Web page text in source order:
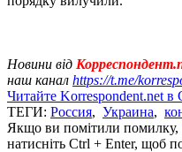
Новини від
наш канал https://t.me/
Читайте Korrespondent.net в
ТЕГИ: Россия, Украина,
Якщо ви помітили помилку,
натисніть Ctrl + Enter, щоб